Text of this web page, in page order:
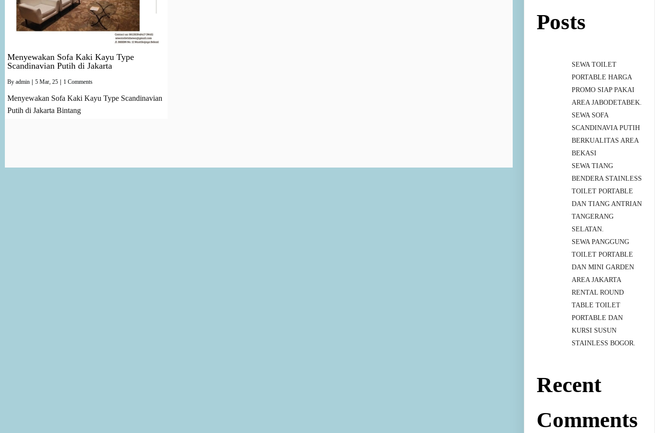
Menyewakan Sofa Kaki Kayu Type
Scandinavian Putih di Jakarta
By admin | 5 Mar, 25 | 1 Comments
Menyewakan Sofa Kaki Kayu Type Scandinavian
Putih di Jakarta Bintang
Posts
SEWA TOILET
PORTABLE HARGA
PROMO SIAP PAKAI
AREA JABODETABEK.
SEWA SOFA
SCANDINAVIA PUTIH
BERKUALITAS AREA
BEKASI
SEWA TIANG
BENDERA STAINLESS
TOILET PORTABLE
DAN TIANG ANTRIAN
TANGERANG
SELATAN.
SEWA PANGGUNG
TOILET PORTABLE
DAN MINI GARDEN
AREA JAKARTA
RENTAL ROUND
TABLE TOILET
PORTABLE DAN
KURSI SUSUN
STAINLESS BOGOR.
Recent
Comments